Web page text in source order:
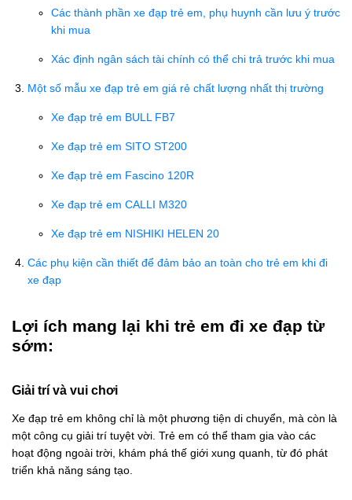
Các thành phần xe đạp trẻ em, phụ huynh cần lưu ý trước
khi mua
Xác định ngân sách tài chính có thể chi trả trước khi mua
Một số mẫu xe đạp trẻ em giá rẻ chất lượng nhất thị trường
Xe đạp trẻ em BULL FB7
Xe đạp trẻ em SITO ST200
Xe đạp trẻ em Fascino 120R
Xe đạp trẻ em CALLI M320
Xe đạp trẻ em NISHIKI HELEN 20
Các phụ kiện cần thiết để đảm bảo an toàn cho trẻ em khi đi
xe đạp
Lợi ích mang lại khi trẻ em đi xe đạp từ
sớm:
Giải trí và vui chơi
Xe đạp trẻ em không chỉ là một phương tiện di chuyển, mà còn là
một công cụ giải trí tuyệt vời. Trẻ em có thể tham gia vào các
hoạt động ngoài trời, khám phá thế giới xung quanh, từ đó phát
triển khả năng sáng tạo.